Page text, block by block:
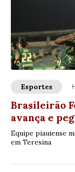
Esportes
Brasileirão
avança e
Equipe piauiense
em Teresina